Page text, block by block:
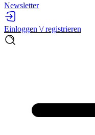
Newsletter
Einloggen \/ registrieren